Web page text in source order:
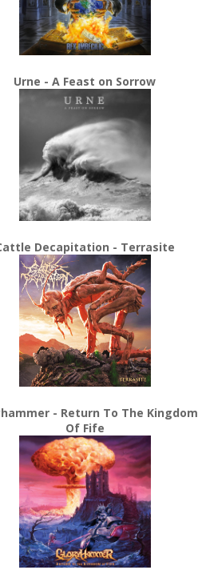
Urne - A Feast on Sorrow
Decapitation - Terrasite
- Return To The Kingdom
Of Fife